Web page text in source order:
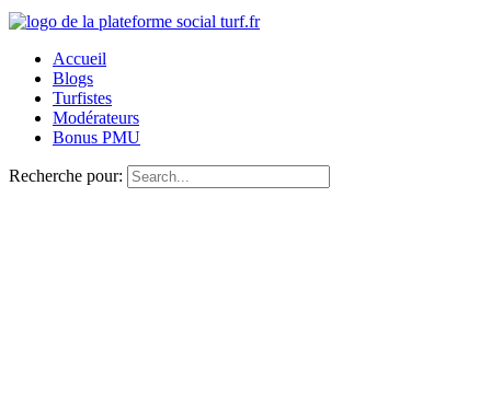
Accueil
Blogs
Turfistes
Modérateurs
Bonus PMU
Recherche pour: